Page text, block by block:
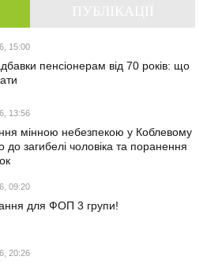
15:00
пенсіонерам від 70 років: що
13:56
мінною небезпекою у Коблевому
до загибелі чоловіка та поранення
09:20
для ФОП 3 групи!
20:26